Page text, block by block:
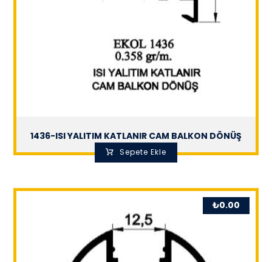
1436-ISI YALITIM KATLANIR CAM BALKON DÖNÜŞ
Sepete Ekle
₺0.00